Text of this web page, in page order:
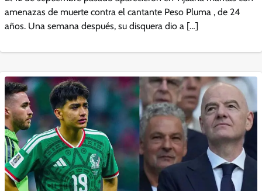
amenazas de muerte contra el cantante Peso Pluma , de 24
años. Una semana después, su disquera dio a […]